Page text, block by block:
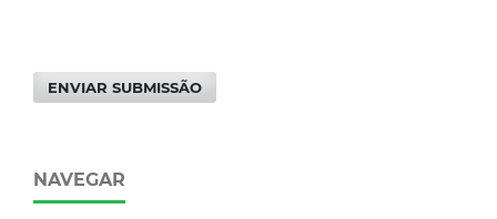
ENVIAR SUBMISSÃO
NAVEGAR